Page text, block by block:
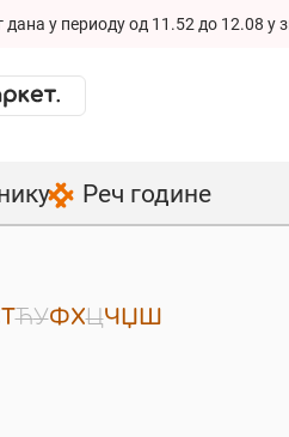
у периоду од 11.52 до 12.08 у
Реч године
ТЋУФХЦЧЏШ